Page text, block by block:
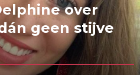
over
geen stijve